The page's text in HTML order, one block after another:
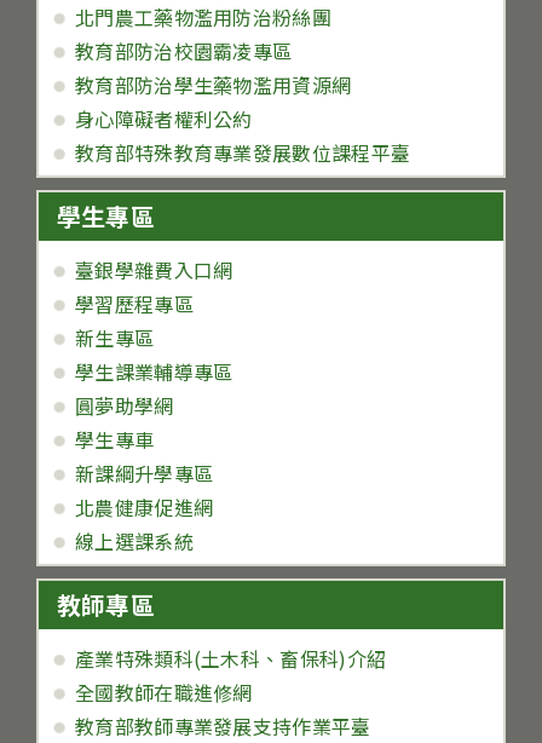
北門農工藥物濫用防治粉絲團
教育部防治校園霸凌專區
教育部防治學生藥物濫用資源網
身心障礙者權利公約
教育部特殊教育專業發展數位課程平臺
學生專區
臺銀學雜費入口網
學習歷程專區
新生專區
學生課業輔導專區
圓夢助學網
學生專車
新課綱升學專區
北農健康促進網
線上選課系統
教師專區
產業特殊類科(土木科、畜保科)介紹
全國教師在職進修網
教育部教師專業發展支持作業平臺